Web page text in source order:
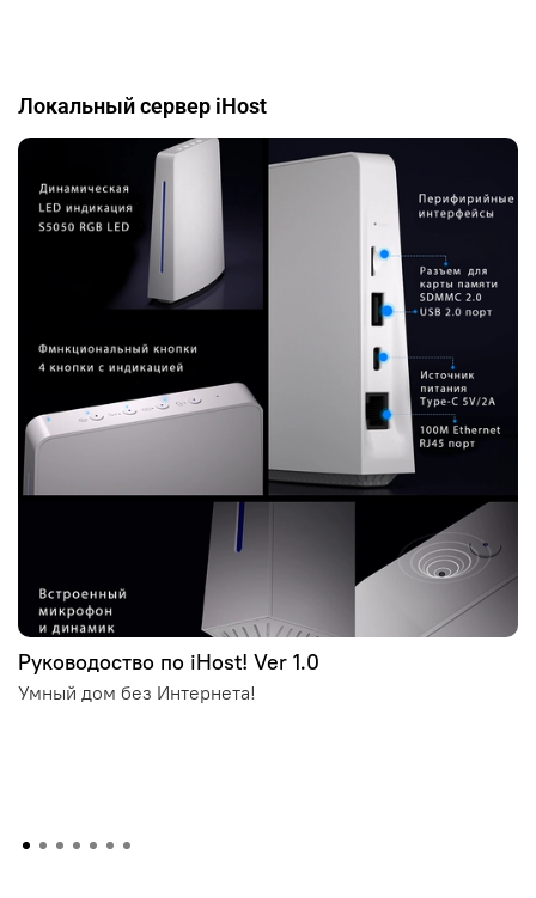
Локальный сервер iHost
Руководоство по iHost! Ver 1.0
Умный дом без Интернета!